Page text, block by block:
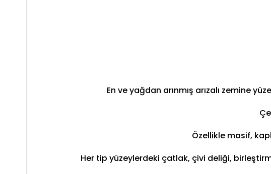
En ve yağdan arınmış arızalı zemine
Özellikle masif,
Her tip yüzeylerdeki çatlak, çivi deliği,